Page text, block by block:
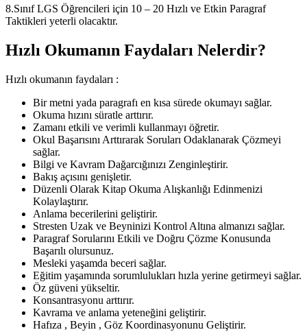
8.Sınıf LGS Öğrencileri için 10 – 20 Hızlı ve Etkin Paragraf
Taktikleri yeterli olacaktır.
Hızlı Okumanın Faydaları Nelerdir?
Hızlı okumanın faydaları :
Bir metni yada paragrafı en kısa sürede okumayı sağlar.
Okuma hızını süratle arttırır.
Zamanı etkili ve verimli kullanmayı öğretir.
Okul Başarısını Arttırarak Soruları Odaklanarak Çözmeyi
sağlar.
Bilgi ve Kavram Dağarcığınızı Zenginleştirir.
Bakış açısını genişletir.
Düzenli Olarak Kitap Okuma Alışkanlığı Edinmenizi
Kolaylaştırır.
Anlama becerilerini geliştirir.
Stresten Uzak ve Beyninizi Kontrol Altına almanızı sağlar.
Paragraf Sorularını Etkili ve Doğru Çözme Konusunda
Başarılı olursunuz.
Mesleki yaşamda beceri sağlar.
Eğitim yaşamında sorumlulukları hızla yerine getirmeyi sağlar.
Öz güveni yükseltir.
Konsantrasyonu arttırır.
Kavrama ve anlama yeteneğini geliştirir.
Hafıza , Beyin , Göz Koordinasyonunu Geliştirir.